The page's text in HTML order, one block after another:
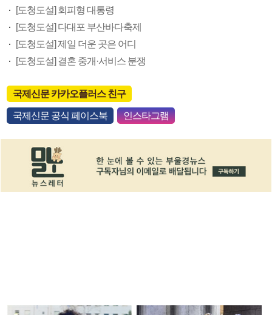
[도청도설] 회피형 대통령
[도청도설] 다대포 부산바다축제
[도청도설] 제일 더운 곳은 어디
[도청도설] 결혼 중개·서비스 분쟁
국제신문 카카오플러스 친구
국제신문 공식 페이스북 인스타그램